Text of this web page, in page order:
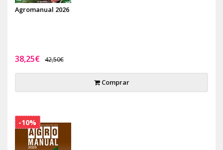
Agromanual 2026
38,25€ 42,50€
Comprar
-10%